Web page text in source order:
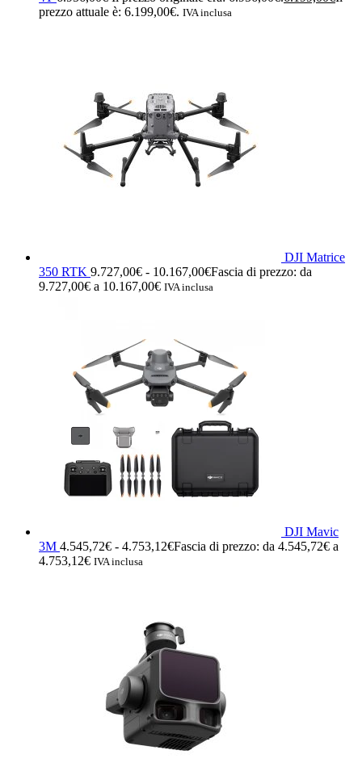
prezzo attuale è: 6.199,00€. IVA inclusa
DJI Matrice
350 RTK 9.727,00€ - 10.167,00€Fascia di prezzo: da
9.727,00€ a 10.167,00€ IVA inclusa
DJI Mavic
3M 4.545,72€ - 4.753,12€Fascia di prezzo: da 4.545,72€ a
4.753,12€ IVA inclusa